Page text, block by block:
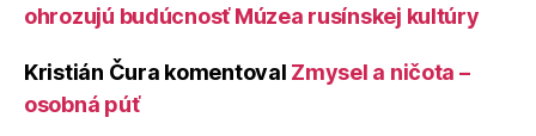
ohrozujú budúcnosť Múzea rusínskej kultúry
Kristián Čura komentoval Zmysel a ničota –
osobná púť